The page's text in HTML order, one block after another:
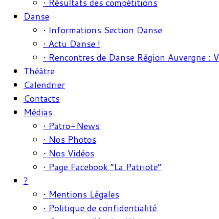
• Résultats des compétitions
Danse
• Informations Section Danse
• Actu Danse !
• Rencontres de Danse Région Auvergne :
Théâtre
Calendrier
Contacts
Médias
• Patro-News
• Nos Photos
• Nos Vidéos
• Page Facebook “La Patriote”
?
• Mentions Légales
• Politique de confidentialité